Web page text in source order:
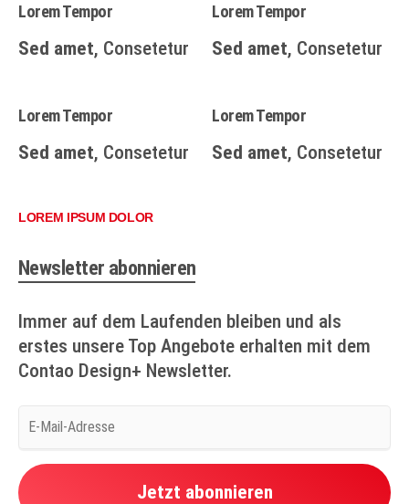
Lorem Tempor
Sed amet, Consetetur
Lorem Tempor
Sed amet, Consetetur
Lorem Tempor
Sed amet, Consetetur
Lorem Tempor
Sed amet, Consetetur
LOREM IPSUM DOLOR
Newsletter abonnieren
Immer auf dem Laufenden bleiben und als
erstes unsere Top Angebote erhalten mit dem
Contao Design+ Newsletter.
E-
Adresse
Jetzt abonnieren